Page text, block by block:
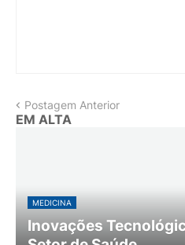
Postagem Anterior
EM ALTA
MEDICINA
Inovações